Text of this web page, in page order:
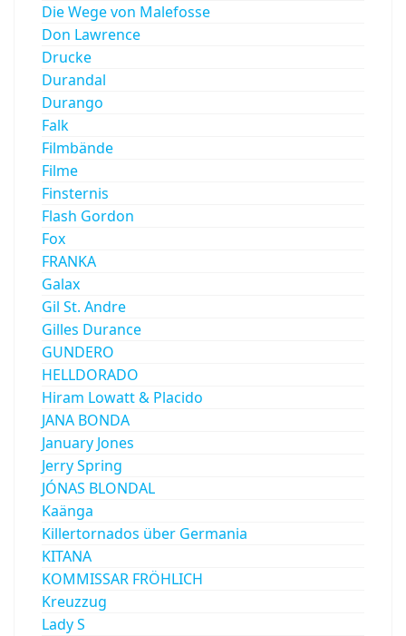
Die Wege von Malefosse
Don Lawrence
Drucke
Durandal
Durango
Falk
Filmbände
Filme
Finsternis
Flash Gordon
Fox
FRANKA
Galax
Gil St. Andre
Gilles Durance
GUNDERO
HELLDORADO
Hiram Lowatt & Placido
JANA BONDA
January Jones
Jerry Spring
JÓNAS BLONDAL
Kaänga
Killertornados über Germania
KITANA
KOMMISSAR FRÖHLICH
Kreuzzug
Lady S